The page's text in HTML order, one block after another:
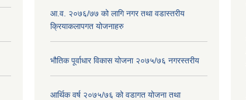
आ.व. २०७६/७७ को लागि नगर तथा वडास्तरीय
क्रियाकलापगत योजनाहरु
भौतिक पूर्वाधार विकास योजना २०७५/७६ नगरस्तरीय
आर्थिक वर्ष २०७५/७६ को वडागत योजना तथा